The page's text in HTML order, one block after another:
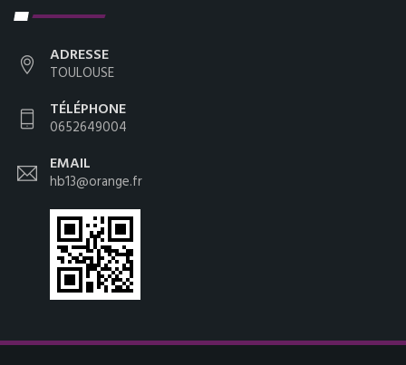
ADRESSE
TOULOUSE
TÉLÉPHONE
0652649004
EMAIL
hb13@orange.fr